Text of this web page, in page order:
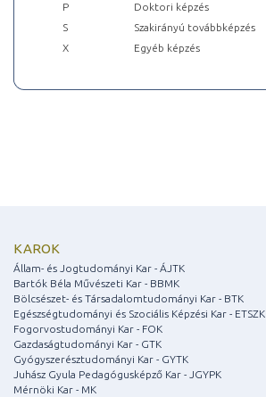
P
Doktori képzés
S
Szakirányú továbbképzés
X
Egyéb képzés
KAROK
Állam- és Jogtudományi Kar - ÁJTK
Bartók Béla Művészeti Kar - BBMK
Bölcsészet- és Társadalomtudományi Kar - BTK
Egészségtudományi és Szociális Képzési Kar - ETSZK
Fogorvostudományi Kar - FOK
Gazdaságtudományi Kar - GTK
Gyógyszerésztudományi Kar - GYTK
Juhász Gyula Pedagógusképző Kar - JGYPK
Mérnöki Kar - MK